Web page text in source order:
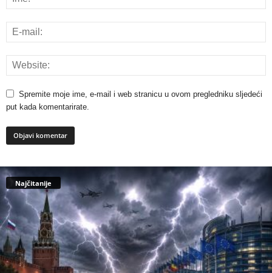
Spremite moje ime, e-mail i web stranicu u ovom pregledniku sljedeći
put kada komentarirate.
Najčitanije